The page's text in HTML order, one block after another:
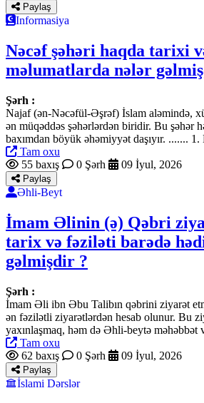
Paylaş
Informasiya
Nəcəf şəhəri haqda tarixi
məlumatlarda nələr
Şərh :
Najaf (ən-Nəcəfül-Əşrəf) İslam aləmində,
ən müqəddəs şəhərlərdən biridir. Bu şəhər
baxımdan böyük əhəmiyyət daşıyır. .......
Tam oxu
55 baxış
0 Şərh 09 İyul, 2026
Paylaş
Əhli-Beyt
İmam Əlinin (ə) Qəbri
tarix və fəziləti barədə
gəlmişdir ?
Şərh :
İmam Əli ibn Əbu Talibın qəbrini ziyarət
ən fəzilətli ziyarətlərdən hesab olunur. Bu
yaxınlaşmaq, həm də Əhli-beytə
Tam oxu
62 baxış
0 Şərh 09 İyul, 2026
Paylaş
İslami Dərslər